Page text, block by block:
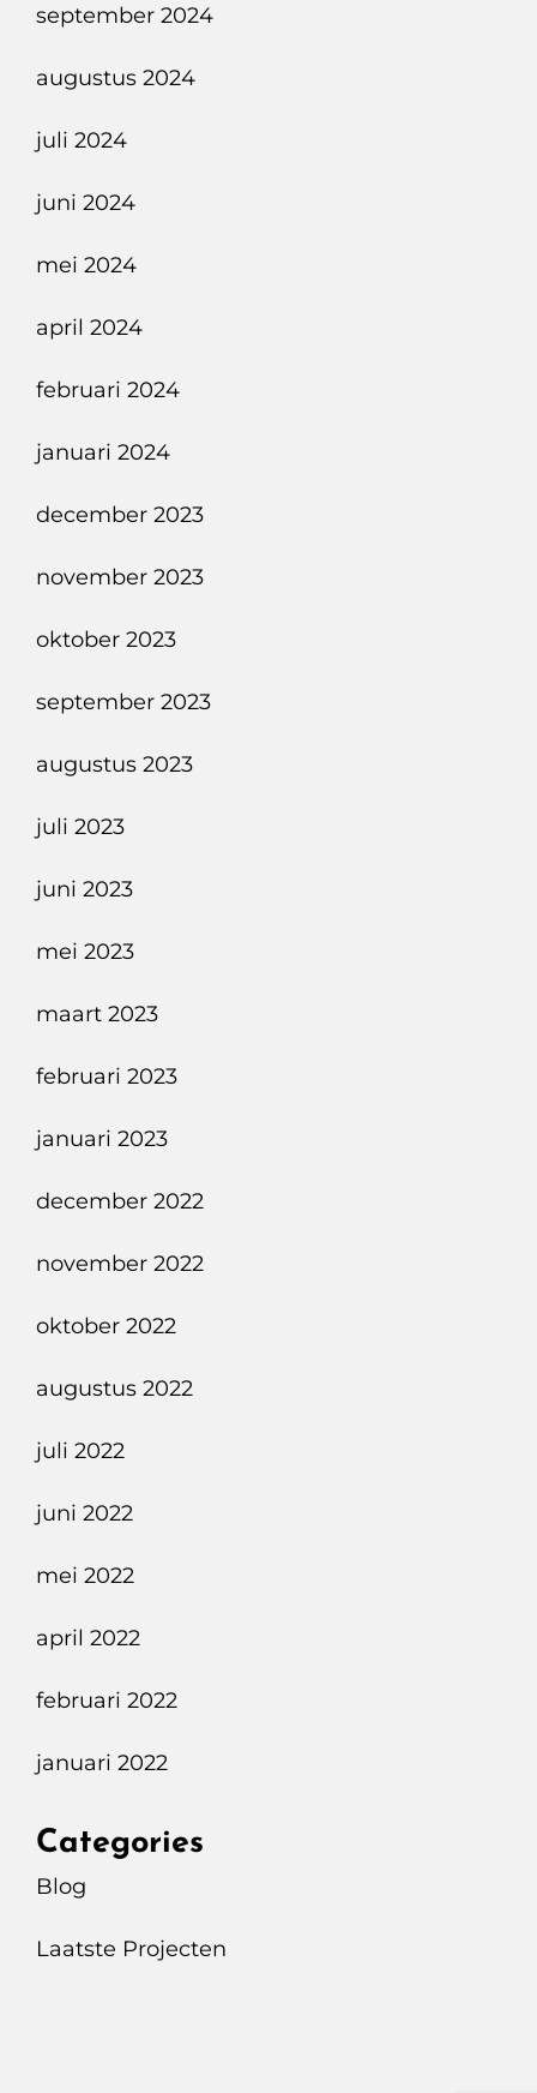
september 2024
augustus 2024
juli 2024
juni 2024
mei 2024
april 2024
februari 2024
januari 2024
december 2023
november 2023
oktober 2023
september 2023
augustus 2023
juli 2023
juni 2023
mei 2023
maart 2023
februari 2023
januari 2023
december 2022
november 2022
oktober 2022
augustus 2022
juli 2022
juni 2022
mei 2022
april 2022
februari 2022
januari 2022
Categories
Blog
Laatste Projecten